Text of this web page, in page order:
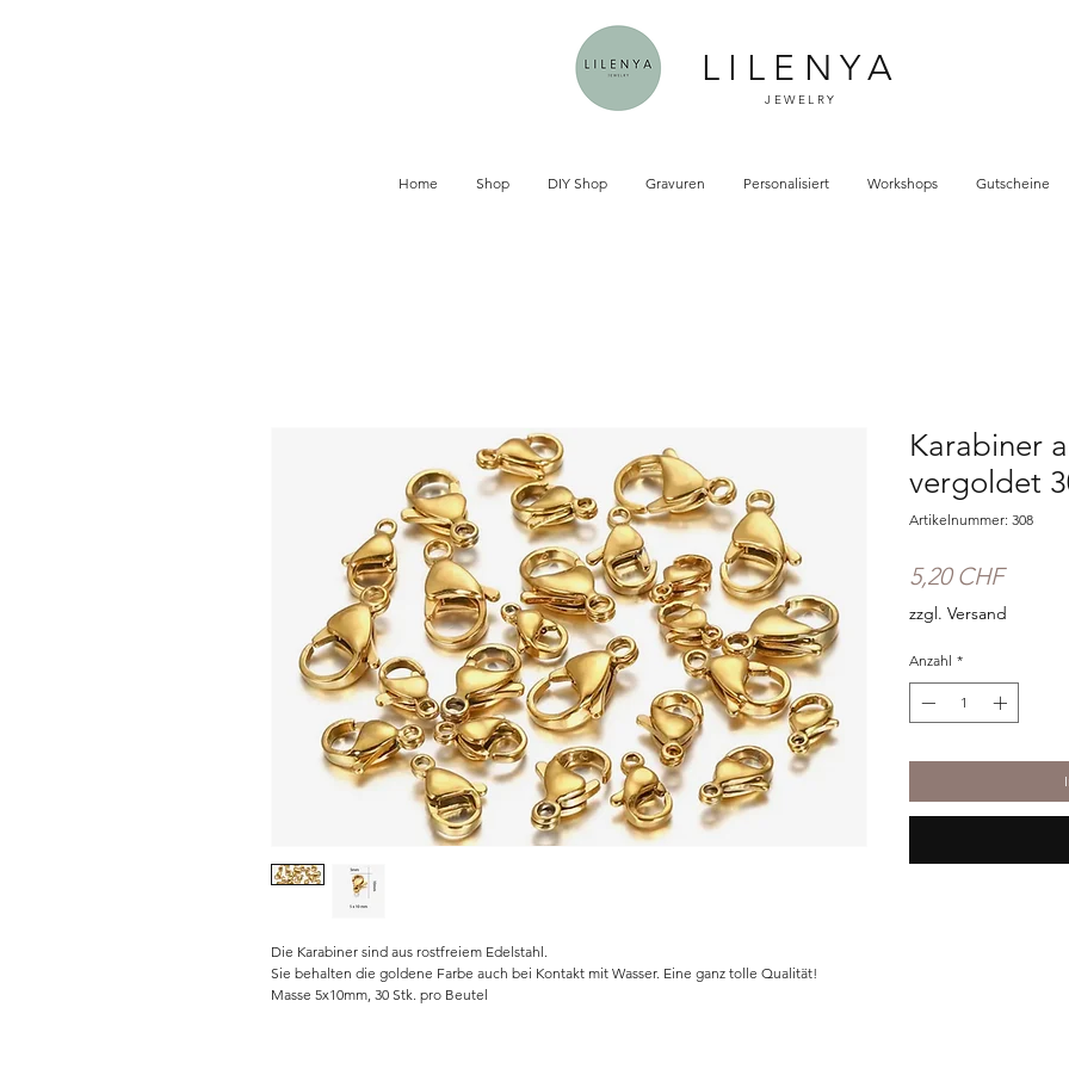
LILENYA
JEWELRY
Home Shop DIY Shop Gravuren Personalisiert Workshops Gutscheine
Die Karabiner sind aus rostfreiem Edelstahl.
Sie behalten die goldene Farbe auch bei Kontakt mit Wasser. Eine ganz tolle Qualität!
Masse 5x10mm, 30 Stk. pro Beutel
Karabiner
vergoldet
Artikelnummer: 308
5,20 CHFPreis
zzgl. Versand
Anzahl *